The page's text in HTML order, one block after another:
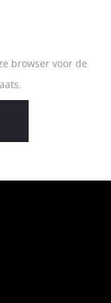
browser voor de